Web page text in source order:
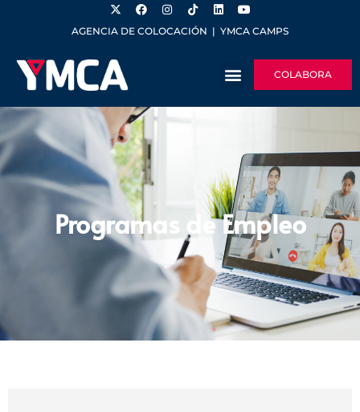
AGENCIA DE COLOCACIÓN | YMCA CAMPS
COLABORA
Programas de Empleo